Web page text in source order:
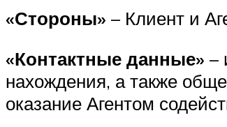
«Стороны» – Клиент и
«Контактные данные» –
нахождения, а также
оказание Агентом